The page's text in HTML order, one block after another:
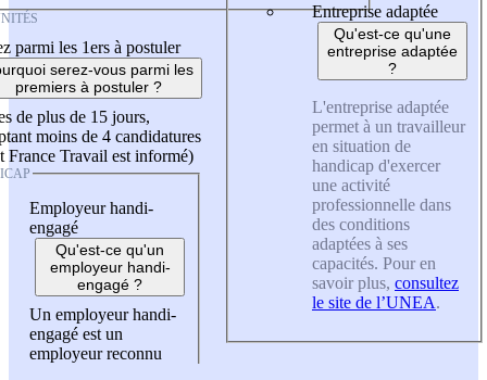
parmi les 1ers à postuler
serez-vous parmi les
premiers à postuler ?
de plus de 15 jours,
moins de 4 candidatures
France Travail est informé)
Employeur handi-
engagé
Qu'est-ce qu'un
employeur handi-
engagé ?
Un employeur handi-
engagé est un
employeur reconnu
Entreprise adaptée
Qu'est-ce qu'une
entreprise adaptée
?
L'entreprise adaptée
permet à un travailleur
en situation de
handicap d'exercer
une activité
professionnelle dans
des conditions
adaptées à ses
capacités. Pour en
savoir plus, consultez
le site de l’UNEA.